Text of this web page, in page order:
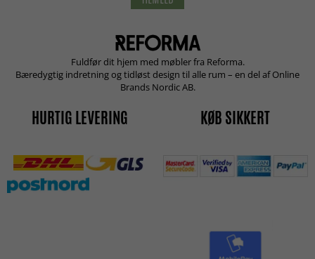
Fuldfør dit hjem med møbler fra Reforma.
Bæredygtig indretning og tidløst design til alle rum – en del af Online
Brands Nordic AB.
HURTIG LEVERING KØB SIKKERT